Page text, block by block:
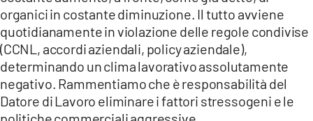
organici in costante diminuzione. Il tutto avviene
quotidianamente in violazione delle regole condivise
(CCNL, accordi aziendali, policy aziendale),
determinando un clima lavorativo assolutamente
negativo. Rammentiamo che è responsabilità del
Datore di Lavoro eliminare i fattori stressogeni e le